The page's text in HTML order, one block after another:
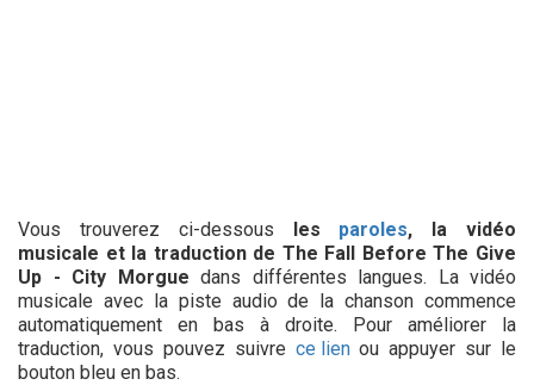
Vous trouverez ci-dessous les paroles, la vidéo
musicale et la traduction de The Fall Before The Give
Up - City Morgue dans différentes langues. La vidéo
musicale avec la piste audio de la chanson commence
automatiquement en bas à droite. Pour améliorer la
traduction, vous pouvez suivre ce lienou appuyer sur le
bouton bleu en bas.